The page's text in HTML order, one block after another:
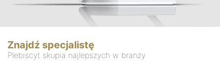
Znajdź specjalistę
Plebiscyt skupia najlepszych w branży